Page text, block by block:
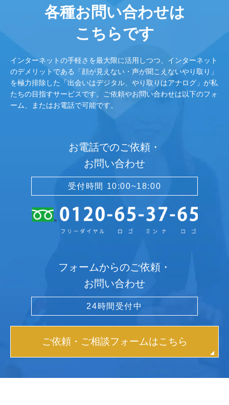
各種お問い合わせは
こちらです
インターネットの手軽さを最大限に活用しつつ、インターネット
のデメリットである「顔が見えない・声が聞こえないやり取り」
を極力排除した「出会いはデジタル、やり取りはアナログ」が私
たちの目指すサービスです。ご依頼やお問い合わせは以下のフォ
ーム、またはお電話で可能です。
お電話でのご依頼・
お問い合わせ
受付時間 10:00~18:00
フォームからのご依頼・
お問い合わせ
24時間受付中
ご依頼・ご相談フォームはこちら